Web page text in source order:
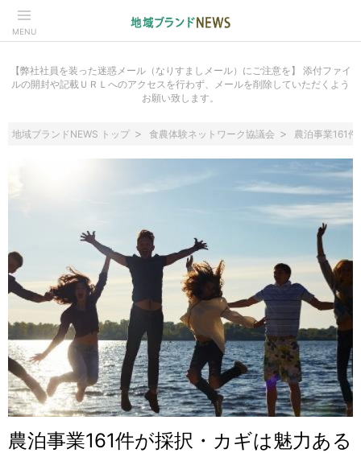
MENU
【弊社社員を装った迷惑メール（なりすましメール）にご注意を】 添付ファイ
ルの開封や記載ＵＲＬへのアクセスを行わず、メールを削除していただくよう
お願い致します。
地域ブランドNEWS トップ 食農体験ネットワーク協議会 農泊事業161
農泊事業161件が採択・カギは魅力ある